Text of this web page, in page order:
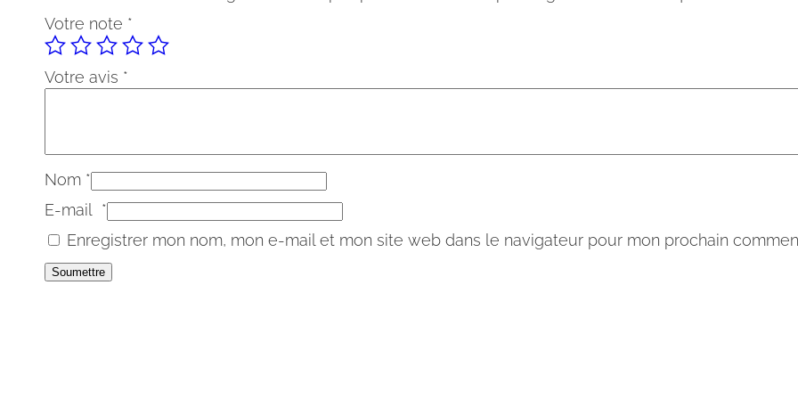
Votre note *
Votre avis *
Nom *
E-mail *
Enregistrer mon nom, mon e-mail et mon site web dans le navigateur pour mon prochain